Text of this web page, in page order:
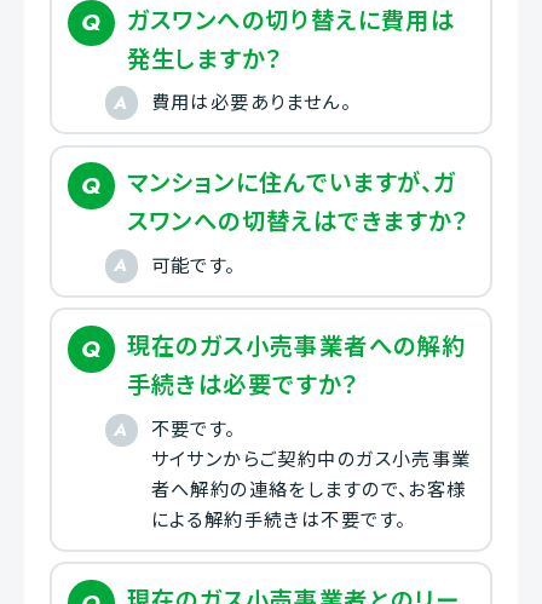
ガスワンへの切り替えに費用は
発生しますか？
費用は必要ありません。
マンションに住んでいますが、ガ
スワンへの切替えはできますか？
可能です。
現在のガス小売事業者への解約
手続きは必要ですか？
不要です。
サイサンからご契約中のガス小売事業
者へ解約の連絡をしますので、お客様
による解約手続きは不要です。